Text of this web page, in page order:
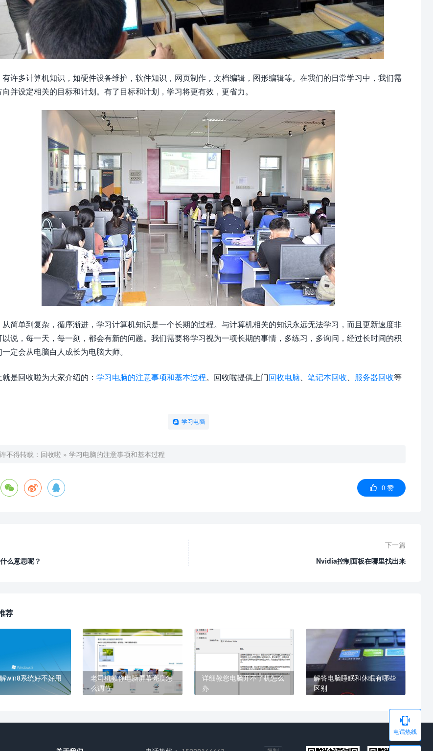
有许多计算机知识，如硬件设备维护，软件知识，网页制作，文档编辑，图形编辑等。在我们的日常学习中，我们需
并设定相关的目标和计划。有了目标和计划，学习将更有效，更省力。
从简单到复杂，循序渐进，学习计算机知识是一个长期的过程。与计算机相关的知识永远无法学习，而且更新速度非
以说，每一天，每一刻，都会有新的问题。我们需要将学习视为一项长期的事情，多练习，多询问，经过长时间的积
一定会从电脑白人成长为电脑大师。
就是回收啦为大家介绍的： 学习电脑的注意事项和基本过程。回收啦提供上门回收电脑 笔记本回收 服务器回收等
学习电脑
不得转载： 回收啦 » 学习电脑的注意事项和基本过程
    0 赞
么意思呢？
下一篇
Nvidia控制面板在哪里找出来
荐
win8系统好不好用
老司机教你电脑屏幕亮度怎
么调节
详细教您电脑开不了机怎么
办
解答电脑睡眠和休眠有哪些
区别

电话热线